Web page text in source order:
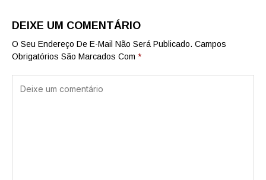
DEIXE UM COMENTÁRIO
O Seu Endereço De E-Mail Não Será Publicado. Campos
Obrigatórios São Marcados Com *